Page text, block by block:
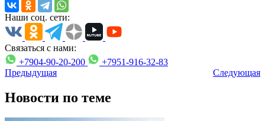
Наши соц. сети:
Связаться с нами:
+7904-90-20-200
+7951-916-32-83
Предыдущая
Следующая
Новости по теме